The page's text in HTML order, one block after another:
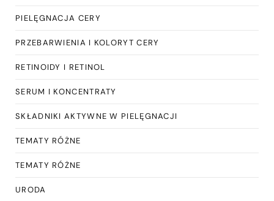
PIELĘGNACJA CERY
PRZEBARWIENIA I KOLORYT CERY
RETINOIDY I RETINOL
SERUM I KONCENTRATY
SKŁADNIKI AKTYWNE W PIELĘGNACJI
TEMATY RÓŻNE
TEMATY RÓŻNE
URODA